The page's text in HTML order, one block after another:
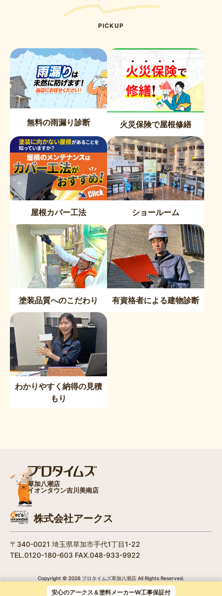
PICKUP
無料の雨漏り診断 火災保険で屋根修繕
屋根カバー工法 ショールーム
塗装品質へのこだわり 有資格者による建物診断
わかりやすく納得の見積
もり
草加八潮店
イオンタウン吉川美南店
株式会社アークス
〒340-0021 埼玉県草加市手代1丁目1-22
TEL.0120-180-603 FAX.048-933-9922
Copyright © 2026 プロタイムズ草加八潮店 All Rights Reserved.
/
個人情報保護方針
安心のアークス＆塗料メーカーW工事保証付